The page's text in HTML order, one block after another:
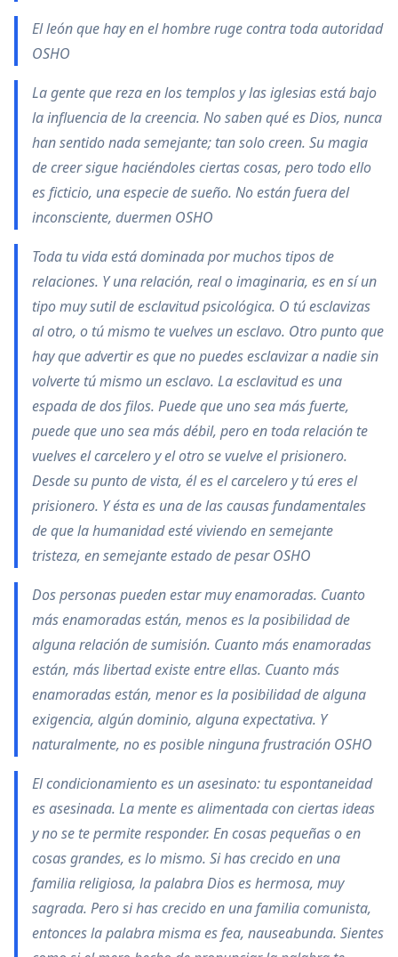
El león que hay en el hombre ruge contra toda autoridad
OSHO
La gente que reza en los templos y las iglesias está bajo
la influencia de la creencia. No saben qué es Dios, nunca
han sentido nada semejante; tan solo creen. Su magia
de creer sigue haciéndoles ciertas cosas, pero todo ello
es ficticio, una especie de sueño. No están fuera del
inconsciente, duermen OSHO
Toda tu vida está dominada por muchos tipos de
relaciones. Y una relación, real o imaginaria, es en sí un
tipo muy sutil de esclavitud psicológica. O tú esclavizas
al otro, o tú mismo te vuelves un esclavo. Otro punto que
hay que advertir es que no puedes esclavizar a nadie sin
volverte tú mismo un esclavo. La esclavitud es una
espada de dos filos. Puede que uno sea más fuerte,
puede que uno sea más débil, pero en toda relación te
vuelves el carcelero y el otro se vuelve el prisionero.
Desde su punto de vista, él es el carcelero y tú eres el
prisionero. Y ésta es una de las causas fundamentales
de que la humanidad esté viviendo en semejante
tristeza, en semejante estado de pesar OSHO
Dos personas pueden estar muy enamoradas. Cuanto
más enamoradas están, menos es la posibilidad de
alguna relación de sumisión. Cuanto más enamoradas
están, más libertad existe entre ellas. Cuanto más
enamoradas están, menor es la posibilidad de alguna
exigencia, algún dominio, alguna expectativa. Y
naturalmente, no es posible ninguna frustración OSHO
El condicionamiento es un asesinato: tu espontaneidad
es asesinada. La mente es alimentada con ciertas ideas
y no se te permite responder. En cosas pequeñas o en
cosas grandes, es lo mismo. Si has crecido en una
familia religiosa, la palabra Dios es hermosa, muy
sagrada. Pero si has crecido en una familia comunista,
entonces la palabra misma es fea, nauseabunda. Sientes